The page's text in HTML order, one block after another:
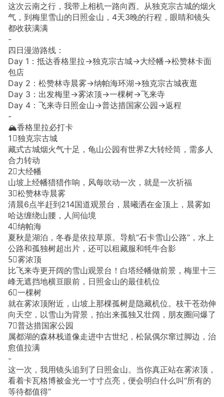
这次云南之行，我带上相机一路向西。从独克宗古城的烟火
气，到梅里雪山的日照金山，4天3晚的行程，眼睛和镜头
都收获满满
-
四日漫游路线：
Day 1：抵达香格里拉→独克宗古城→大经幡→松赞林卡面
包店
Day 2：松赞林寺晨雾→纳帕海环湖→独克宗古城夜逛
Day 3：出发梅里→雾浓顶→一棵树→飞来寺
Day 4：飞来寺日照金山→普达措国家公园→返程
-
🏔️香格里拉必打卡
1⃣️独克宗古城
藏式古城烟火气十足，龟山公园有世界Z大转经筒，需多人
合力转动
2⃣️大经幡
山坡上经幡猎猎作响，风每吹动一次，就是一次祈福
3⃣️松赞林寺晨雾
清晨6点半赶到214国道观景台，晨曦洒在金顶上，晨雾如
哈达缠绕山腰，人间仙境
4⃣️纳帕海
夏秋是湖泊，冬春是依拉草原。导航“石卡雪山公路”，水上
公路和孤独树超出片，还可以租藏服和牦牛合影
5⃣️雾浓顶
比飞来寺更开阔的雪山观景台！白塔经幡做前景，梅里十三
峰无遮挡地横亘眼前，日照金山的最佳机位
6⃣️一棵树
就在雾浓顶附近，山坡上那棵孤树是隐藏机位。枝干苍劲伸
向天空，以雪山为背景，拍出来孤独又壮阔，朋友圈问爆了
7⃣️普达措国家公园
属都湖的森林栈道像走进中古世纪，松鼠偶尔窜过脚边，治
愈值拉满
-
这一次，我用镜头追到了日照金山。当你真正站在雾浓顶，
看着卡瓦格博被金光一寸寸点亮，便会明白什么叫“所有的
等待都值得”